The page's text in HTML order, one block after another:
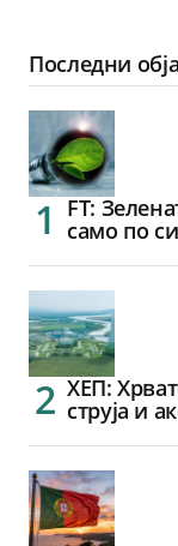
Последни
FT:
само по
ХЕП:
струја и